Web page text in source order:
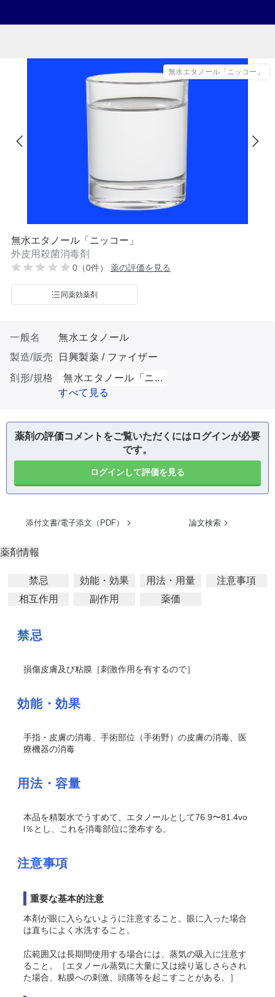
無水エタノール「ニッコー」
無水エタノール「ニッコー」
外皮用殺菌消毒剤
0（0件） 薬の評価を見る
同薬効薬剤
一般名
無水エタノール
製造/販売
日興製薬 / ファイザー
剤形/規格
無水エタノール「ニ...
すべて見る
薬剤の評価コメントをご覧いただくにはログインが必要
です。
ログインして評価を見る
添付文書/電子添文（PDF） 論文検索
薬剤情報
禁忌 効能・効果 用法・用量
注意事項
相互作用
副作用 薬価
禁忌
損傷皮膚及び粘膜［刺激作用を有するので］
効能・効果
手指・皮膚の消毒、手術部位（手術野）の皮膚の消毒、医
療機器の消毒
用法・容量
本品を精製水でうすめて、エタノールとして76.9〜81.4vo
l％とし、これを消毒部位に塗布する。
注意事項
重要な基本的注意
本剤が眼に入らないように注意すること。眼に入った場合
は直ちによく水洗すること。
広範囲又は長期間使用する場合には、蒸気の吸入に注意す
ること。［エタノール蒸気に大量に又は繰り返しさらされ
た場合、粘膜への刺激、頭痛等を起こすことがある。］